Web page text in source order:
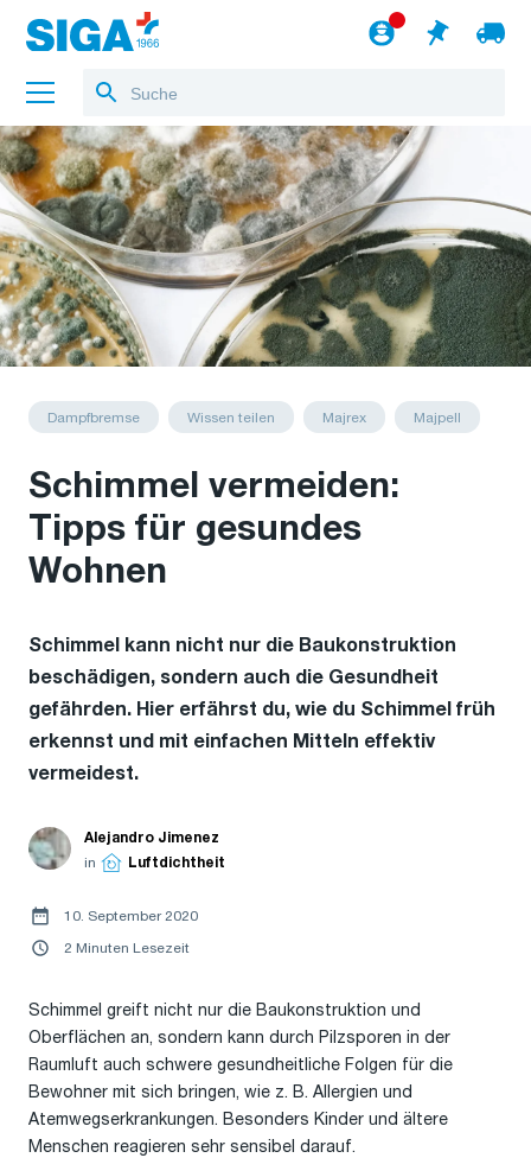
Über uns
Referenzen
Jobs
Blog
Deutsch
Dampfbremse Wissen teilen Majrex Majpell
Schimmel vermeiden:
Tipps für gesundes
Wohnen
Schimmel kann nicht nur die Baukonstruktion
beschädigen, sondern auch die Gesundheit
gefährden. Hier erfährst du, wie du Schimmel früh
erkennst und mit einfachen Mitteln effektiv
vermeidest.
Alejandro Jimenez
in
Luftdichtheit
10. September 2020
2 Minuten Lesezeit
Schimmel greift nicht nur die Baukonstruktion und
Oberflächen an, sondern kann durch Pilzsporen in der
Raumluft auch schwere gesundheitliche Folgen für die
Bewohner mit sich bringen, wie z. B. Allergien und
Atemwegserkrankungen. Besonders Kinder und ältere
Menschen reagieren sehr sensibel darauf.